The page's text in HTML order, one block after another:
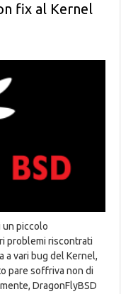
fix al Kernel
un piccolo
problemi riscontrati
a vari bug del Kernel,
pare soffriva non di
DragonFlyBSD